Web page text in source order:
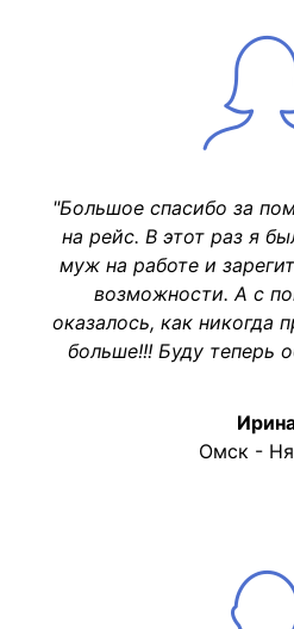
"Большое спасибо за
на рейс. В этот раз я
муж на работе и
возможности. А с
оказалось, как никогда
больше!!! Буду теперь
Омск -